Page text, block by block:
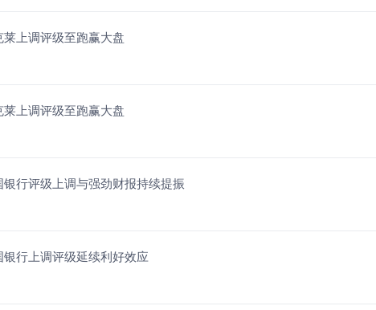
上调评级至跑赢大盘
上调评级至跑赢大盘
行评级上调与强劲财报持续提振
行上调评级延续利好效应